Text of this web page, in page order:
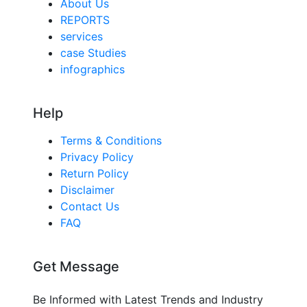
About Us
REPORTS
services
case Studies
infographics
Help
Terms & Conditions
Privacy Policy
Return Policy
Disclaimer
Contact Us
FAQ
Get Message
Be Informed with Latest Trends and Industry